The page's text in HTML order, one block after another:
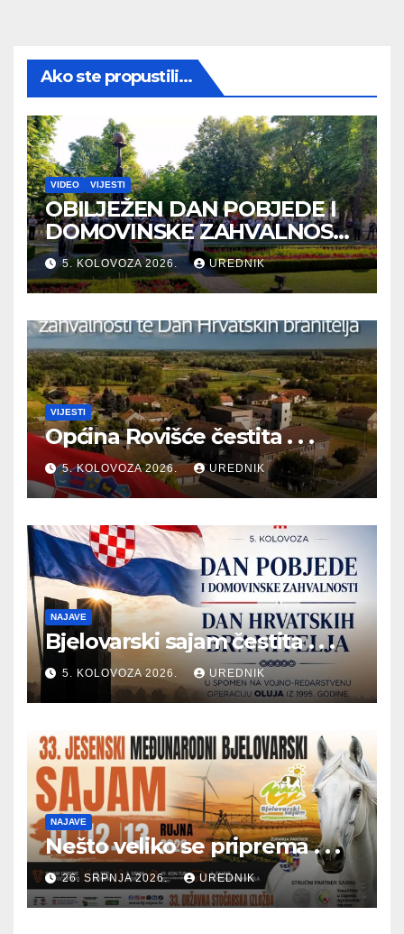
Ako ste propustili...
VIDEO VIJESTI
OBILJEŽEN DAN POBJEDE I
DOMOVINSKE ZAHVALNOSTI
TE DAN HRVATSKIH
BRANITELJA
5. KOLOVOZA 2026. UREDNIK
VIJESTI
Općina Rovišće čestita . . .
5. KOLOVOZA 2026. UREDNIK
NAJAVE
Bjelovarski sajam čestita . . .
5. KOLOVOZA 2026. UREDNIK
NAJAVE
Nešto veliko se priprema . . .
26. SRPNJA 2026. UREDNIK